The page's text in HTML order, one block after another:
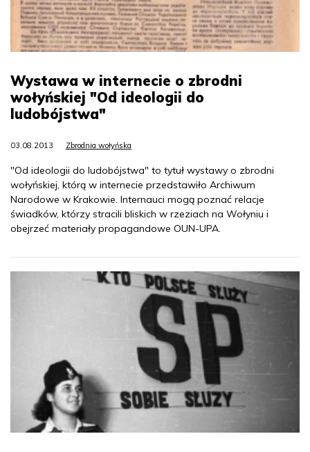
Wystawa w internecie o zbrodni
wołyńskiej "Od ideologii do
ludobójstwa"
03.08.2013 Zbrodnia wołyńska
"Od ideologii do ludobójstwa" to tytuł wystawy o zbrodni
wołyńskiej, którą w internecie przedstawiło Archiwum
Narodowe w Krakowie. Internauci mogą poznać relacje
świadków, którzy stracili bliskich w rzeziach na Wołyniu i
obejrzeć materiały propagandowe OUN-UPA.